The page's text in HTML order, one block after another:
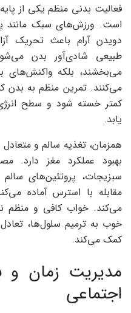
فعالیت بدنی منظم یکی از
است. ورزش‌های سبک مانند
دویدن آرام باعث تحریک
طبیعی شادی‌آور بدن
می‌بخشند، بلکه واکنش‌های
می‌کنند. تمرین منظم به بدن
کمتر خسته شود و سطح
یابد.
همزمان، تغذیه سالم و
بهبود عملکرد مغز دارد.
سبزیجات، پروتئین‌های
مقابله با استرس آماده
می‌کند. خواب کافی و منظم
خوب به ترمیم سلول‌ها،
کمک می‌کند.
مدیریت زمان و
اجتماعی